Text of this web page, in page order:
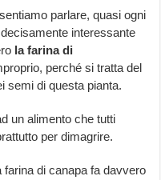
parlare, quasi ogni
interessante
la farina di
perché si tratta del
semi di questa pianta.
un alimento che tutti
per dimagrire.
di canapa fa davvero